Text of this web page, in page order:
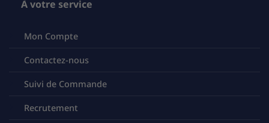
À votre service
Mon Compte
Contactez-nous
Suivi de Commande
Recrutement